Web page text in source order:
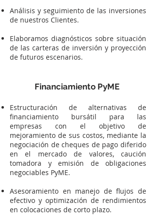
Análisis y seguimiento de las inversiones
de nuestros Clientes.
Elaboramos diagnósticos sobre situación
de las carteras de inversión y proyección
de futuros escenarios.
Financiamiento PyME
Estructuración de alternativas de
financiamiento bursátil para las
empresas con el objetivo de
mejoramiento de sus costos, mediante la
negociación de cheques de pago diferido
en el mercado de valores, caución
tomadora y emisión de obligaciones
negociables PyME.
Asesoramiento en manejo de flujos de
efectivo y optimización de rendimientos
en colocaciones de corto plazo.